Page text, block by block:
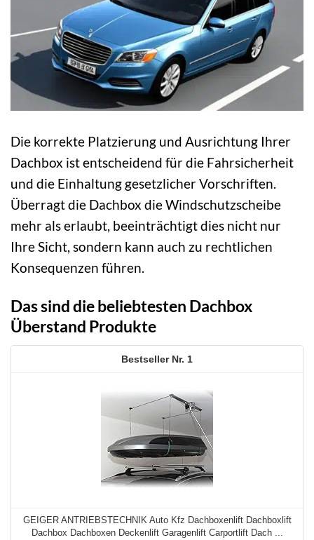
Die korrekte Platzierung und Ausrichtung Ihrer
Dachbox ist entscheidend für die Fahrsicherheit
und die Einhaltung gesetzlicher Vorschriften.
Überragt die Dachbox die Windschutzscheibe
mehr als erlaubt, beeinträchtigt dies nicht nur
Ihre Sicht, sondern kann auch zu rechtlichen
Konsequenzen führen.
Das sind die beliebtesten Dachbox
Überstand Produkte
1
GEIGER ANTRIEBSTECHNIK Auto Kfz Dachboxenlift Dachboxlift
Dachbox Dachboxen Deckenlift Garagenlift Carportlift Dach ...